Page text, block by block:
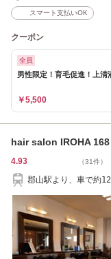
スマート支払いOK
クーポン
全員
男性限定！育毛促進！上
￥5,500
hair salon IROHA
4.93 （31件）
郡山駅より、車で約